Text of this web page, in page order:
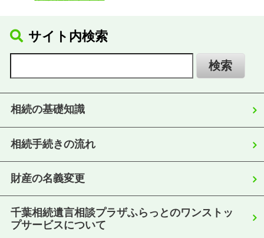
サイト内検索
相続の基礎知識
相続手続きの流れ
財産の名義変更
千葉相続遺言相談プラザふらっとのワンストッ
プサービスについて